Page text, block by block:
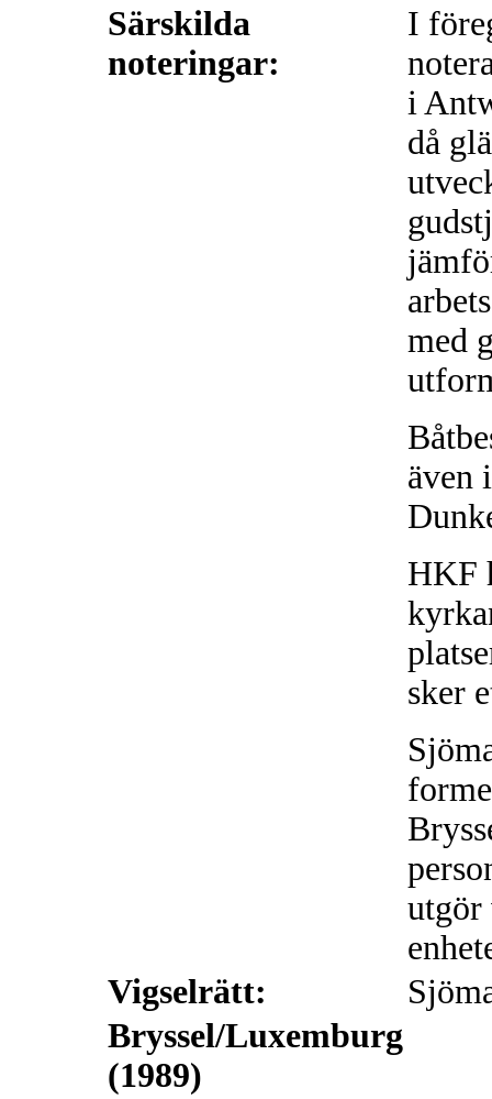
Särskilda
noteringar:
I
i
då
med
även
HKF
sker
utgör
Vigselrätt:
Bryssel/Luxemburg
(1989)